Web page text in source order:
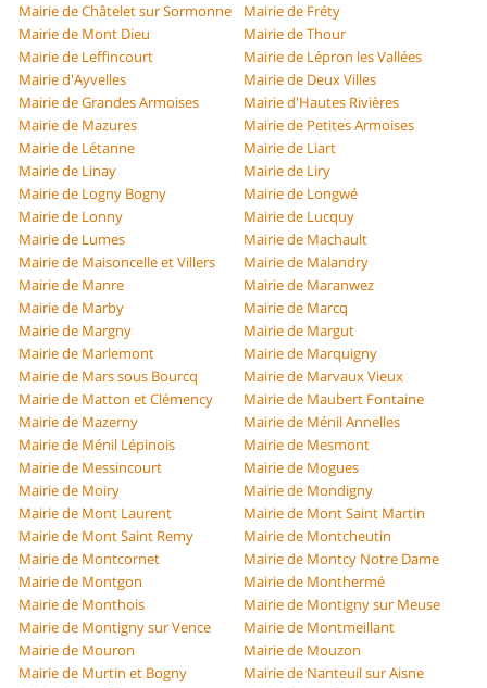
Mairie de Châtelet sur Sormonne
Mairie de Fréty
Mairie de Mont Dieu
Mairie de Thour
Mairie de Leffincourt
Mairie de Lépron les Vallées
Mairie d'Ayvelles
Mairie de Deux Villes
Mairie de Grandes Armoises
Mairie d'Hautes Rivières
Mairie de Mazures
Mairie de Petites Armoises
Mairie de Létanne
Mairie de Liart
Mairie de Linay
Mairie de Liry
Mairie de Logny Bogny
Mairie de Longwé
Mairie de Lonny
Mairie de Lucquy
Mairie de Lumes
Mairie de Machault
Mairie de Maisoncelle et Villers
Mairie de Malandry
Mairie de Manre
Mairie de Maranwez
Mairie de Marby
Mairie de Marcq
Mairie de Margny
Mairie de Margut
Mairie de Marlemont
Mairie de Marquigny
Mairie de Mars sous Bourcq
Mairie de Marvaux Vieux
Mairie de Matton et Clémency
Mairie de Maubert Fontaine
Mairie de Mazerny
Mairie de Ménil Annelles
Mairie de Ménil Lépinois
Mairie de Mesmont
Mairie de Messincourt
Mairie de Mogues
Mairie de Moiry
Mairie de Mondigny
Mairie de Mont Laurent
Mairie de Mont Saint Martin
Mairie de Mont Saint Remy
Mairie de Montcheutin
Mairie de Montcornet
Mairie de Montcy Notre Dame
Mairie de Montgon
Mairie de Monthermé
Mairie de Monthois
Mairie de Montigny sur Meuse
Mairie de Montigny sur Vence
Mairie de Montmeillant
Mairie de Mouron
Mairie de Mouzon
Mairie de Murtin et Bogny
Mairie de Nanteuil sur Aisne